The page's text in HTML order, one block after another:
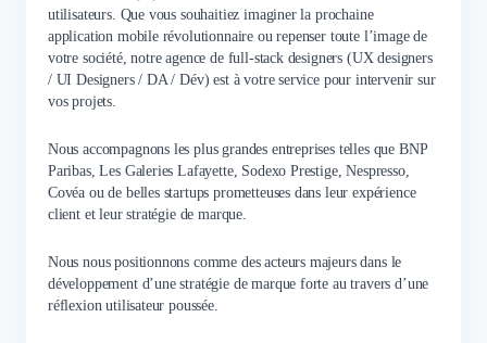
utilisateurs. Que vous souhaitiez imaginer la prochaine
application mobile révolutionnaire ou repenser toute l’image de
votre société, notre agence de full-stack designers (UX designers
/ UI Designers / DA / Dév) est à votre service pour intervenir sur
vos projets.
Nous accompagnons les plus grandes entreprises telles que BNP
Paribas, Les Galeries Lafayette, Sodexo Prestige, Nespresso,
Covéa ou de belles startups prometteuses dans leur expérience
client et leur stratégie de marque.
Nous nous positionnons comme des acteurs majeurs dans le
développement d’une stratégie de marque forte au travers d’une
réflexion utilisateur poussée.